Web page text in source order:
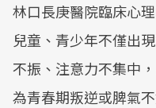
林口長庚醫院臨床心
兒童、青少年不僅出
不振、注意力不集中
為青春期叛逆或脾氣不